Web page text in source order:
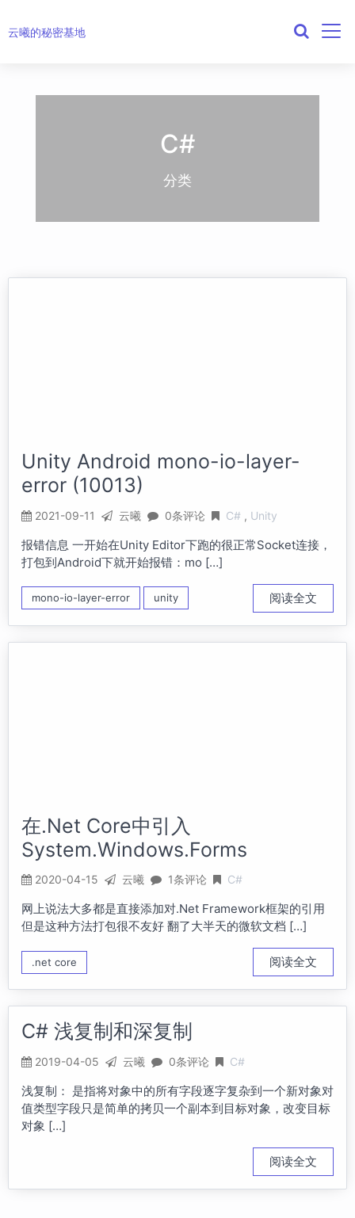
云曦的秘密基地
C#
分类
Unity Android mono-io-layer-
error (10013)
2021-09-11 云曦 0条评论 C# Unity
报错信息 一开始在Unity Editor下跑的很正常Socket连接，
打包到Android下就开始报错：mo […]
mono-io-layer-error unity 阅读全文
在.Net Core中引入
System.Windows.Forms
2020-04-15 云曦 1条评论 C#
网上说法大多都是直接添加对.Net Framework框架的引用
但是这种方法打包很不友好 翻了大半天的微软文档 […]
.net core 阅读全文
C# 浅复制和深复制
2019-04-05 云曦 0条评论 C#
浅复制： 是指将对象中的所有字段逐字复杂到一个新对象对
值类型字段只是简单的拷贝一个副本到目标对象，改变目标
对象 […]
阅读全文